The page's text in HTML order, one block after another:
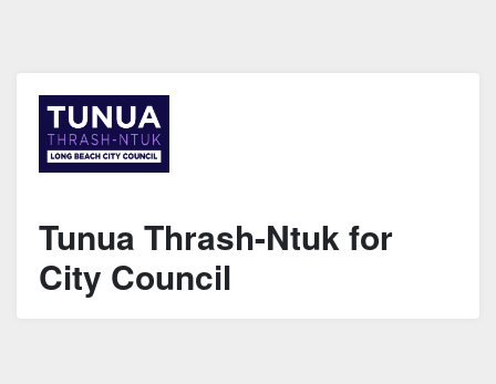
Tunua Thrash-Ntuk for
City Council